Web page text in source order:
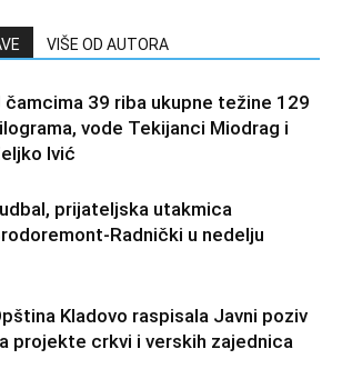
VIŠE OD AUTORA
čamcima 39 riba ukupne težine 129
vode Tekijanci Miodrag i
Ivić
prijateljska utakmica
Radnički u nedelju
Kladovo raspisala Javni poziv
projekte crkvi i verskih zajednica